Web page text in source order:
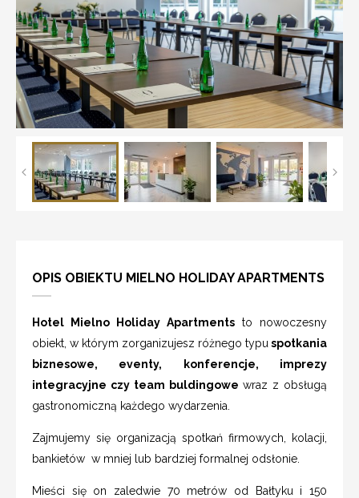
OPIS OBIEKTU MIELNO HOLIDAY APARTMENTS
Hotel Mielno Holiday Apartments to nowoczesny
obiekt, w którym zorganizujesz różnego typu spotkania
biznesowe, eventy, konferencje, imprezy
integracyjne czy team buldingowe wraz z obsługą
gastronomiczną każdego wydarzenia.
Zajmujemy się organizacją spotkań firmowych, kolacji,
bankietów w mniej lub bardziej formalnej odsłonie.
Mieści się on zaledwie 70 metrów od Bałtyku i 150